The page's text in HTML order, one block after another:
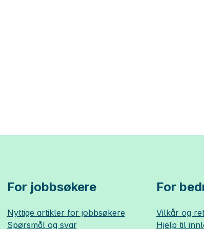
For jobbsøkere
Nyttige artikler for jobbsøkere
Spørsmål og svar
For
Vilkår og
Hjelp til